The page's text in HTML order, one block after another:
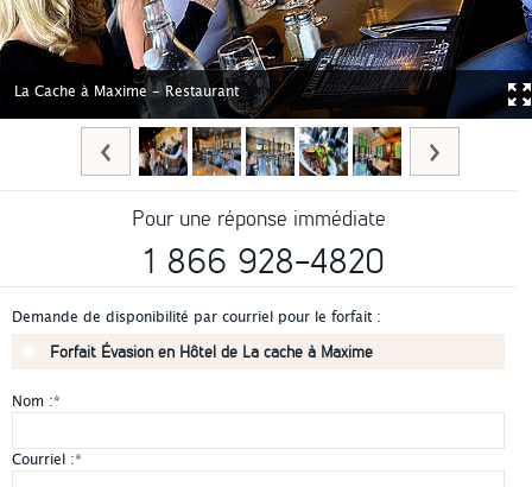
La Cache à Maxime - Restaurant
Pour une réponse immédiate
1 866 928-4820
Demande de disponibilité par courriel pour le forfait :
Forfait Évasion en Hôtel de La cache à Maxime
Nom :*
Courriel :*